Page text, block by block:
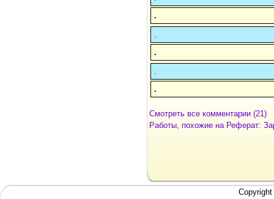
.
.
.
Смотреть все комментарии (21)
Работы, похожие на Реферат: